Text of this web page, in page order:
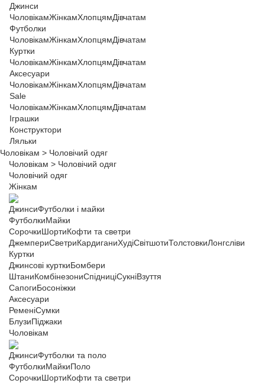
Джинси
ЧоловікамЖінкамХлопцямДівчатам
Футболки
ЧоловікамЖінкамХлопцямДівчатам
Куртки
ЧоловікамЖінкамХлопцямДівчатам
Аксесуари
ЧоловікамЖінкамХлопцямДівчатам
Sale
ЧоловікамЖінкамХлопцямДівчатам
Іграшки
Конструктори
Ляльки
Чоловікам > Чоловічий одяг
Чоловікам > Чоловічий одяг
Чоловічий одяг
Жінкам
ДжинсиФутболки і майки
ФутболкиМайки
СорочкиШортиКофти та светри
ДжемпериСветриКардиганиХудіСвітшотиТолстовкиЛонгсліви
Куртки
Джинсові курткиБомбери
ШтаниКомбінезониСпідниціСукніВзуття
СапогиБосоніжки
Аксесуари
РеменіСумки
БлузиПіджаки
Чоловікам
ДжинсиФутболки та поло
ФутболкиМайкиПоло
СорочкиШортиКофти та светри